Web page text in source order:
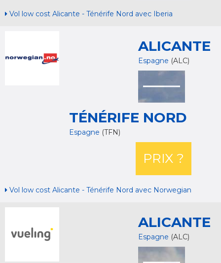
Vol low cost Alicante - Ténérife Nord avec Iberia
ALICANTE
Espagne (ALC)
TÉNÉRIFE NORD
Espagne (TFN)
PRIX ?
Vol low cost Alicante - Ténérife Nord avec Norwegian
ALICANTE
Espagne (ALC)